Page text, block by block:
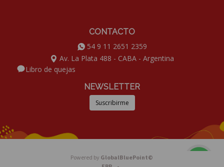
CONTACTO
54 9 11 2651 2359
Av. La Plata 488 - CABA - Argentina
Libro de quejas
NEWSLETTER
Powered by GlobalBluePoint©